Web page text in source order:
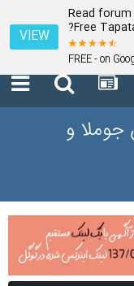
Read
Free
FREE - on
VIEW
و